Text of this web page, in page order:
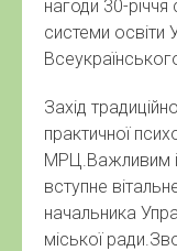
нагоди 30-
системи освіти
Захід
практичної
МРЦ.Важливим і
вступне
начальника
міської